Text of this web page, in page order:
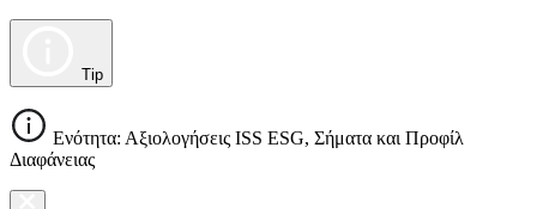
Tip
Ενότητα: Αξιολογήσεις ISS ESG, Σήματα και Προφίλ
Διαφάνειας